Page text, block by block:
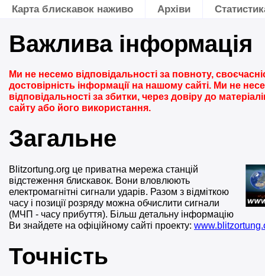
Карта блискавок наживо Архіви
Важлива інформація
Ми не несемо відповідальності за повноту,
достовірність інформації на нашому сайті. Ми не
відповідальності за збитки, через довіру до
сайту або його використання.
Загальне
Blitzortung.org це приватна мережа станцій
відстеження блискавок. Вони вловлюють
електромагнітні сигнали ударів. Разом з відміткою
часу і позиції розряду можна обчислити сигнали
(МЧП - часу прибуття). Більш детальну інформацію
Ви знайдете на офіційному сайті проекту:
Точність